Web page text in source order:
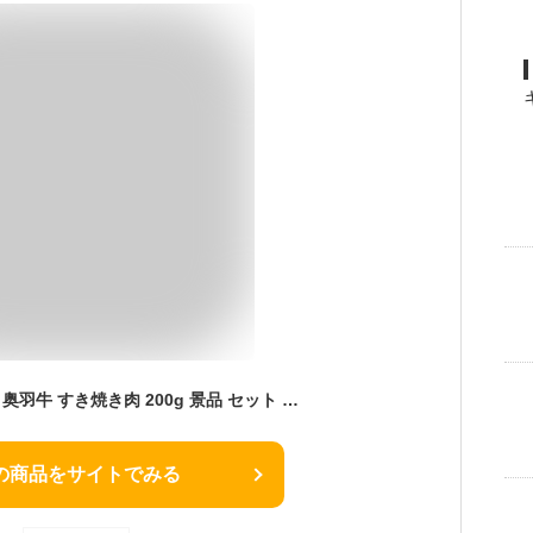
特選 国産牛 みちのく 奥羽牛 すき焼き肉 200g 景品 セット 目録 パネル イベント 新年会 忘年会 結婚式 二次会 宴会 福引 抽選会 ゴルフコンペ ビンゴ大会 グルメ景品 景品ゲッチュ！
商品をサイトでみる